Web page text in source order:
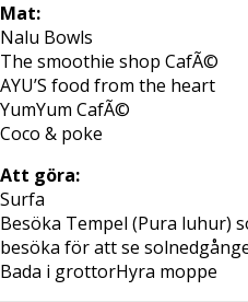
Mat:
Nalu Bowls
The smoothie shop CafÃ©
AYU’S food from the heart
YumYum CafÃ©
Coco & poke
Att göra:
Surfa
Besöka Tempel (Pura luhur)
besöka för att se
Bada i grottorHyra moppe